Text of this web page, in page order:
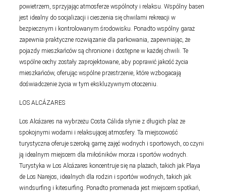
powietrzem, sprzyjając atmosferze wspólnoty i relaksu. Wspólny basen
jest idealny do socjalizacji i cieszenia się chwilami rekreacji w
bezpiecznym i kontrolowanym środowisku. Ponadto wspólny garaż
zapewnia praktyczne rozwiązanie dla parkowania, zapewniając, że
pojazdy mieszkańców są chronione i dostępne w każdej chwili. Te
wspólne cechy zostały zaprojektowane, aby poprawić jakość życia
mieszkańców, oferując wspólne przestrzenie, które wzbogacają
doświadczenie życia w tym ekskluzywnym otoczeniu.
LOS ALCÁZARES
Los Alcázares na wybrzeżu Costa Cálida słynie z długich plaż ze
spokojnymi wodami i relaksującej atmosfery. Ta miejscowość
turystyczna oferuje szeroką gamę zajęć wodnych i sportowych, co czyni
ją idealnym miejscem dla miłośników morza i sportów wodnych.
Turystyka w Los Alcázares koncentruje się na plażach, takich jak Playa
de Los Narejos, idealnych dla rodzin i sportów wodnych, takich jak
windsurfing i kitesurfing. Ponadto promenada jest miejscem spotkań,